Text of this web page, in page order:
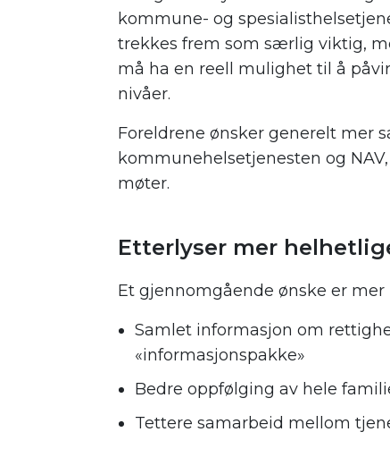
kommune- og
trekkes frem som særlig viktig,
må ha en reell mulighet til å
nivåer.
Foreldrene ønsker generelt mer
kommunehelsetjenesten og
møter.
Etterlyser mer
Et gjennomgående ønske er
Samlet informasjon om
«informasjonspakke»
Bedre oppfølging av hele
Tettere samarbeid mellom